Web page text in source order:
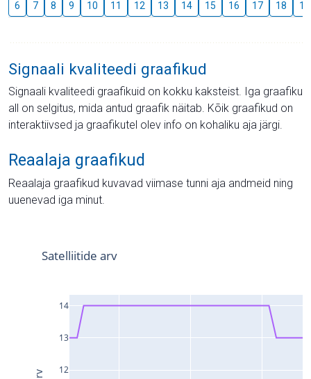
6 7 8 9 10 11 12 13 14 15 16 17 18 19
Signaali kvaliteedi graafikud
Signaali kvaliteedi graafikuid on kokku kaksteist. Iga graafiku
all on selgitus, mida antud graafik näitab. Kõik graafikud on
interaktiivsed ja graafikutel olev info on kohaliku aja järgi.
Reaalaja graafikud
Reaalaja graafikud kuvavad viimase tunni aja andmeid ning
uuenevad iga minut.